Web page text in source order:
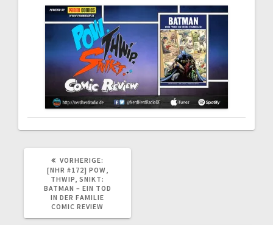
VORHERIGE:
BEITRAG:
[NHR #172] POW,
THWIP, SNIKT:
BATMAN – EIN TOD
IN DER FAMILIE
COMIC REVIEW